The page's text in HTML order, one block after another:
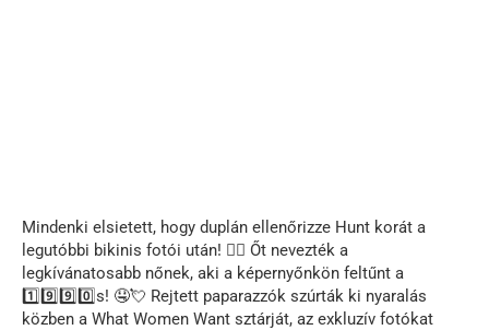
Mindenki elsietett, hogy duplán ellenőrizze Hunt korát a
legutóbbi bikinis fotói után! ❤️‍🔥 Őt nevezték a
legkívánatosabb nőnek, aki a képernyőnkön feltűnt a
1️⃣9️⃣9️⃣0️⃣s! 🤤💘 Rejtett paparazzók szúrták ki nyaralás
közben a What Women Want sztárját, az exkluzív fotókat